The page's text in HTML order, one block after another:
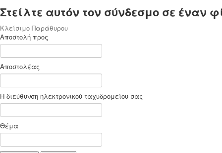
Στείλτε αυτόν τον σύνδεσμο σε έναν
Κλείσιμο Παράθυρου
Αποστολή προς
Αποστολέας
Η διεύθυνση ηλεκτρονικού ταχυδρομείου σας
Θέμα